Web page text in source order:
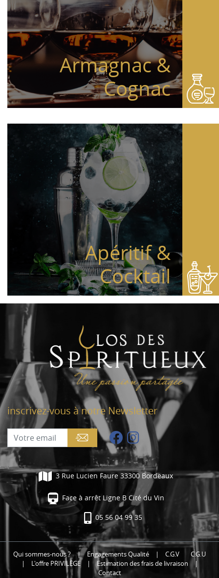
Armagnac &
Cognac
Apéritif &
Cocktail
inscrivez-vous à notre Newsletter
3 Rue Lucien Faure 33300 Bordeaux
Face à arrêt Ligne B Cité du Vin
05 56 04 99 35
Qui sommes-nous ? | Engagements Qualité | C.G.V
C.G.U
|
L'offre PRIVILÈGE | Estimation des frais de livraison
|
Contact